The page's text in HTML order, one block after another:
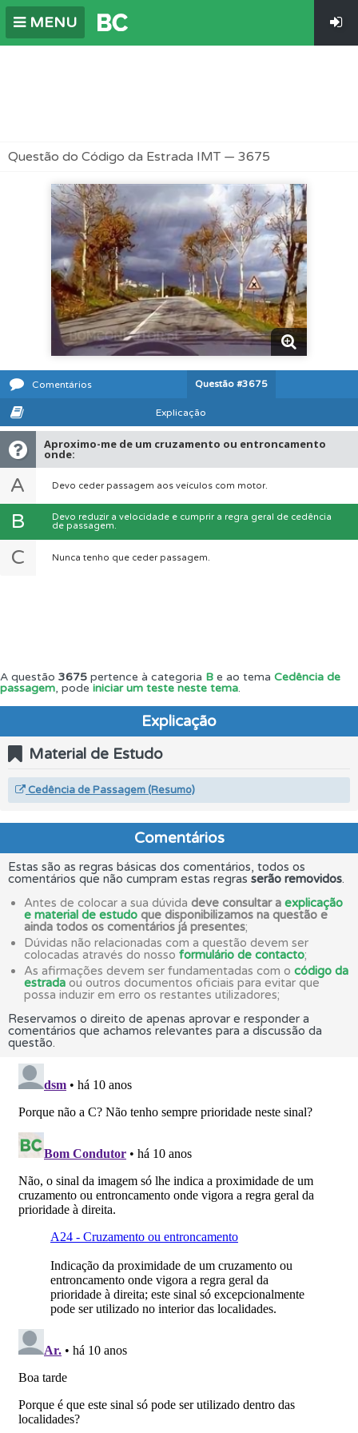
MENU
Questão do Código da Estrada IMT — 3675
Comentários Questão #3675
Explicação
Aproximo-me de um cruzamento ou entroncamento
onde:
A Devo ceder passagem aos veículos com motor.
B
Devo reduzir a velocidade e cumprir a regra geral de cedência
de passagem.
C Nunca tenho que ceder passagem.
A questão 3675 pertence à categoria B e ao tema Cedência de
passagem, pode iniciar um teste neste tema.
Explicação
Material de Estudo
Cedência de Passagem (Resumo)
Comentários
Estas são as regras básicas dos comentários, todos os
comentários que não cumpram estas regras serão removidos.
Antes de colocar a sua dúvida deve consultar a explicação
e material de estudo que disponibilizamos na questão e
ainda todos os comentários já presentes;
Dúvidas não relacionadas com a questão devem ser
colocadas através do nosso formulário de contacto;
As afirmações devem ser fundamentadas com o código da
estrada ou outros documentos oficiais para evitar que
possa induzir em erro os restantes utilizadores;
Reservamos o direito de apenas aprovar e responder a
comentários que achamos relevantes para a discussão da
questão.